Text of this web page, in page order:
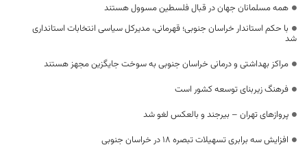
همه مسلمانان جهان در قبال فلسطین مسوول هستند
با حکم استاندار خراسان جنوبی؛ قهرمانی، مدیرکل سیاسی انتخابات استانداری
شد
مراکز بهداشتی و درمانی خراسان جنوبی به سوخت جایگزین مجهز هستند
فرهنگ زیربنای توسعه کشور است
پروازهای تهران – بیرجند و بالعکس لغو شد
افزایش سه برابری تسهیلات تبصره ۱۸ در خراسان جنوبی